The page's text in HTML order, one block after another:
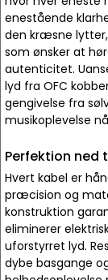
enestående
den kræsne
som ønsker at
autenticitet.
lyd fra OFC
gengivelse fra
musikoplevelse
Perfektion ned
Hvert kabel er
præcision og
konstruktion
eliminerer
uforstyrret lyd.
dybe basgange